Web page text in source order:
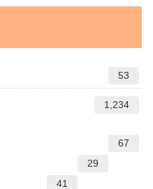
53
1,234
67
29
41